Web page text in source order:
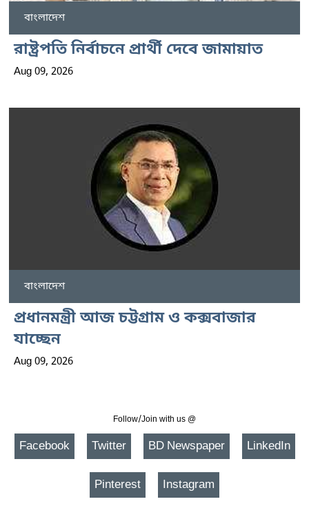
বাংলাদেশ
রাষ্ট্রপতি নির্বাচনে প্রার্থী দেবে জামায়াত
Aug 09, 2026
বাংলাদেশ
প্রধানমন্ত্রী আজ চট্টগ্রাম ও কক্সবাজার
যাচ্ছেন
Aug 09, 2026
Follow/Join with us @
Facebook Twitter BD Newspaper LinkedIn
Pinterest Instagram